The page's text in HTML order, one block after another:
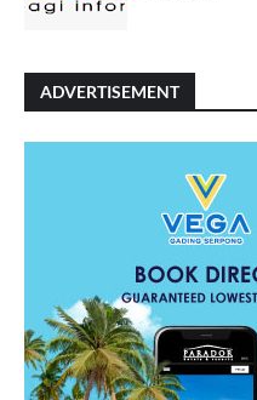
ADVERTISEMENT